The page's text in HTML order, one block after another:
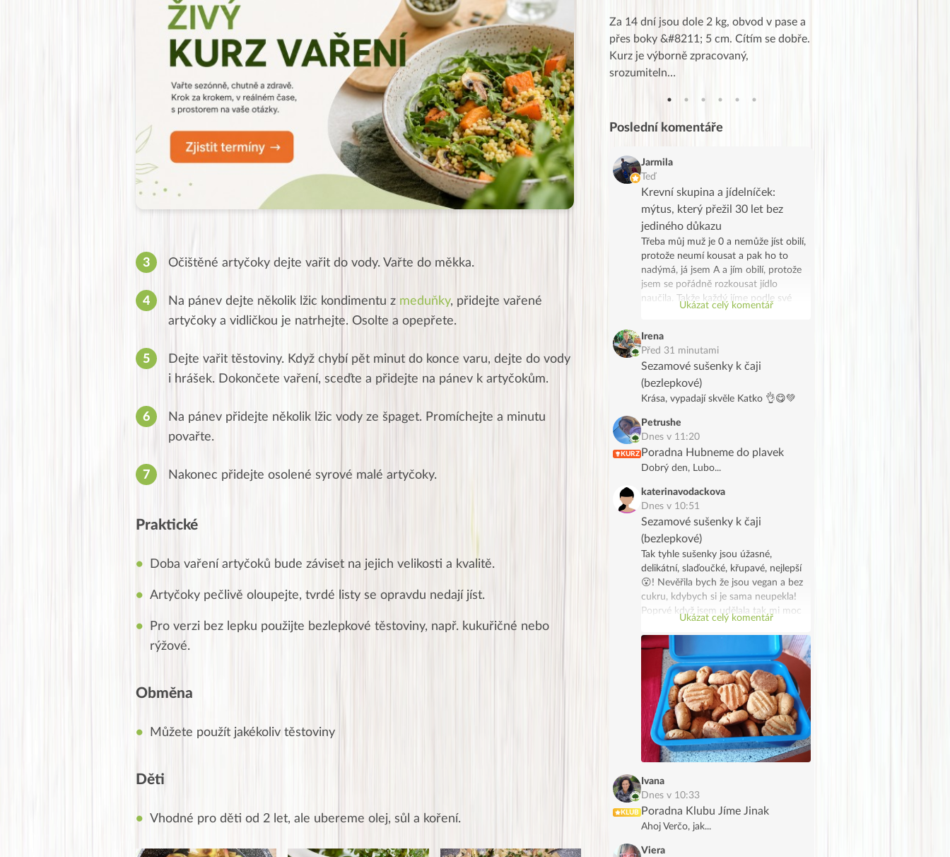
Očištěné artyčoky dejte vařit do vody. Vařte do měkka.
Na pánev dejte několik lžic kondimentu z meduňky, přidejte vařené
artyčoky a vidličkou je natrhejte. Osolte a opepřete.
Dejte vařit těstoviny. Když chybí pět minut do konce varu, dejte do vody
i hrášek. Dokončete vaření, sceďte a přidejte na pánev k artyčokům.
Na pánev přidejte několik lžic vody ze špaget. Promíchejte a minutu
povařte.
Nakonec přidejte osolené syrové malé artyčoky.
Praktické
Doba vaření artyčoků bude záviset na jejich velikosti a kvalitě.
Artyčoky pečlivě oloupejte, tvrdé listy se opravdu nedají jíst.
Pro verzi bez lepku použijte bezlepkové těstoviny, např. kukuřičné nebo
rýžové.
Obměna
Můžete použít jakékoliv těstoviny
Děti
Vhodné pro děti od 2 let, ale ubereme olej, sůl a koření.
Moc Vám všem děkuji za krásný pátek,
obzvlášť velké poděkování, obdiv a
uznání pro hlavní dvojici Peťa a Gábi!! 👏
Posílá…
Za 14 dní jsou dole 2 kg, obvod v pase a
přes boky &#8211; 5 cm. Cítím se dobře.
Kurz je výborně zpracovaný,
srozumiteln…
Poslední komentáře
Jarmila
Teď
Krevní skupina a jídelníček:
mýtus, který přežil 30 let bez
jediného důkazu
Třeba můj muž je 0 a nemůže jíst obilí,
protože neumí kousat a pak ho to
nadýmá, já jsem A a jím obilí, protože
jsem se pořádně rozkousat jídlo
naučila. Takže každý jíme podle své
skupiny, on z lenosti a já protože se to
Ukázat celý komentář
Irena
Před 31 minutami
Sezamové sušenky k čaji
(bezlepkové)
Krása, vypadají skvěle Katko 👌😋💚
KURZ
Petrushe
Dnes v 11:20
Poradna Hubneme do plavek
Dobrý den, Lubo...
katerinavodackova
Dnes v 10:51
Sezamové sušenky k čaji
(bezlepkové)
Tak tyhle sušenky jsou úžasné,
delikátní, slaďoučké, křupavé, nejlepší
😮! Nevěřila bych že jsou vegan a bez
cukru, kdybych si je sama neupekla!
Poprvé když jsem udělala tak mi moc
chutnaly, tak jsem udělala dvojitou
dávku s úpravami protože mi došlo
tahini a rýžová mouka, takže jsou z
kukuřičné mouky a z půlky z tahini a z
půlky z mandlovo kokosového másla.
A jsou snad ještě lepší! Stále se
přesvědčuji, že zdravé je dobré😁😁.
Na vánoce je slepím marmeládou jako
linecké, připomínají mi ho. Ale je
pravda, že běžným strávníkům asi
někomu můžou nechutnat), táta i
brácha říkali, že jsou hořké
Ukázat celý komentář
KLUB
Ivana
Dnes v 10:33
Poradna Klubu Jíme Jinak
Ahoj Verčo, jak...
Viera